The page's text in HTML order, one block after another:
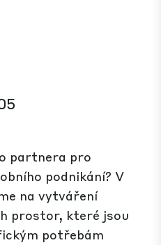
partnera pro
podnikání? V
na vytváření
prostor, které jsou
potřebám